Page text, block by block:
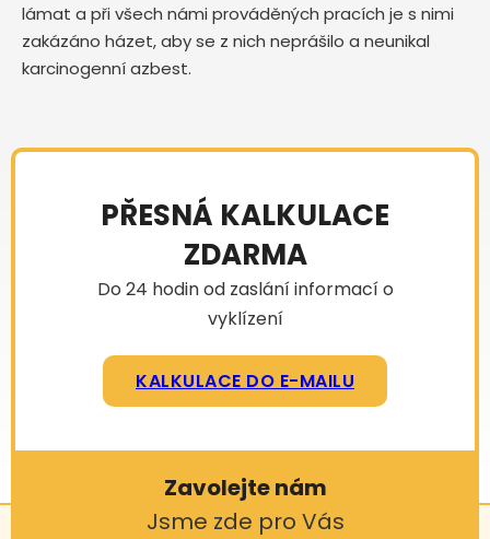
lámat a při všech námi prováděných pracích je s nimi
zakázáno házet, aby se z nich neprášilo a neunikal
karcinogenní azbest.
PŘESNÁ KALKULACE
ZDARMA
Do 24 hodin od zaslání informací o
vyklízení
KALKULACE DO E-MAILU
Zavolejte nám
Jsme zde pro Vás